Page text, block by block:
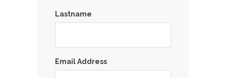
Lastname
Email Address